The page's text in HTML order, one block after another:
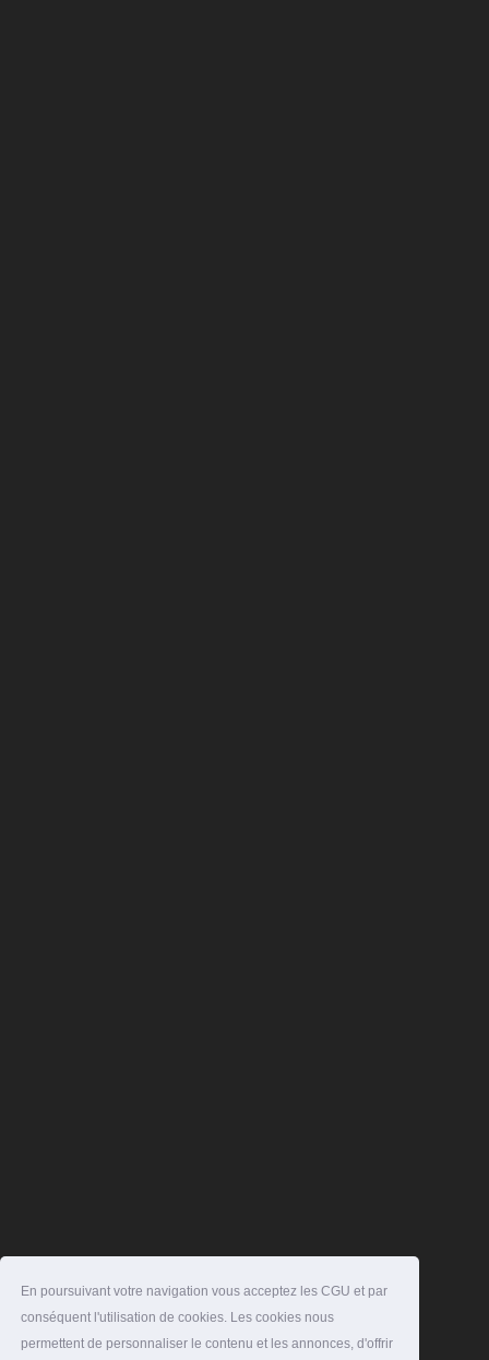
En poursuivant votre navigation vous acceptez les CGU et par
conséquent l'utilisation de cookies. Les cookies nous
permettent de personnaliser le contenu et les annonces, d'offrir